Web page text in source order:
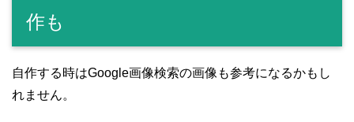
作も
自作する時はGoogle画像検索の画像も参考になるかもし
れません。